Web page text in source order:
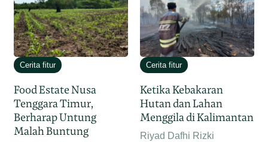
Cerita fitur
Food Estate Nusa
Tenggara Timur,
Berharap Untung
Malah Buntung
Cerita fitur
Ketika Kebakaran
Hutan dan Lahan
Menggila di Kalimantan
Riyad Dafhi Rizki